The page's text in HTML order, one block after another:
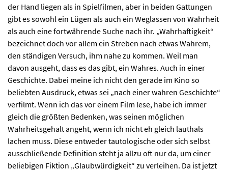
der Hand liegen als in Spielfilmen, aber in beiden Gattungen
gibt es sowohl ein Lügen als auch ein Weglassen von Wahrheit
als auch eine fortwährende Suche nach ihr. „Wahrhaftigkeit“
bezeichnet doch vor allem ein Streben nach etwas Wahrem,
den ständigen Versuch, ihm nahe zu kommen. Weil man
davon ausgeht, dass es das gibt, ein Wahres. Auch in einer
Geschichte. Dabei meine ich nicht den gerade im Kino so
beliebten Ausdruck, etwas sei „nach einer wahren Geschichte“
verfilmt. Wenn ich das vor einem Film lese, habe ich immer
gleich die größten Bedenken, was seinen möglichen
Wahrheitsgehalt angeht, wenn ich nicht eh gleich lauthals
lachen muss. Diese entweder tautologische oder sich selbst
ausschließende Definition steht ja allzu oft nur da, um einer
beliebigen Fiktion „Glaubwürdigkeit“ zu verleihen. Da ist jetzt